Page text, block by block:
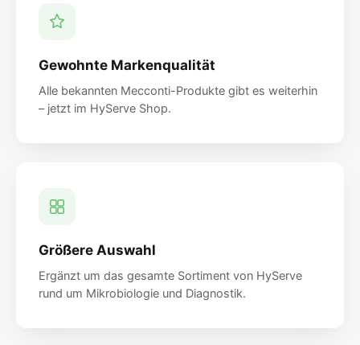
Gewohnte Markenqualität
Alle bekannten Mecconti-Produkte gibt es weiterhin
– jetzt im HyServe Shop.
Größere Auswahl
Ergänzt um das gesamte Sortiment von HyServe
rund um Mikrobiologie und Diagnostik.